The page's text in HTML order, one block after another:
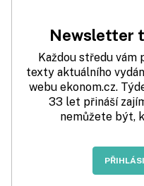
Newsletter
Každou středu vám
texty aktuálního
webu ekonom.cz.
33 let přináší
nemůžete být,